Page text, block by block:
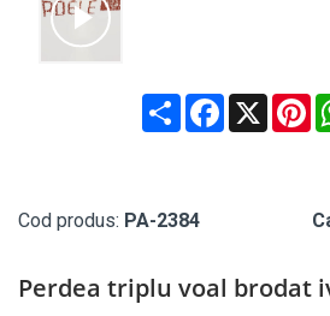
ShareFacebook
X
Cod produs: PA-2384
Perdea triplu voal brodat